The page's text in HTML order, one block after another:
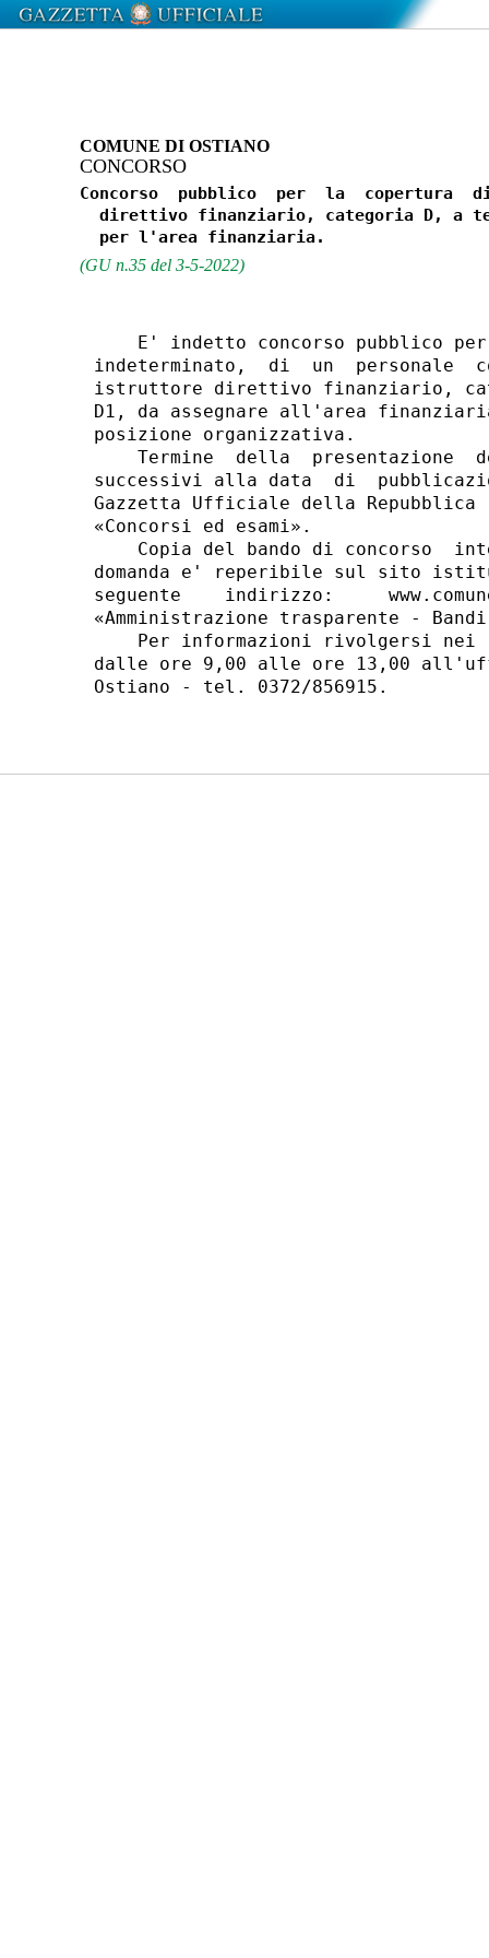
COMUNE DI OSTIANO
CONCORSO
Concorso  pubblico  per  la  copertura
direttivo finanziario, categoria D, a
(GU n.35 del 3-5-2022)
E' indetto concorso pubblico
indeterminato,  di  un  personale
istruttore direttivo finanziario,
D1, da assegnare all'area
posizione organizzativa.
Termine  della  presentazione
successivi alla data  di
Gazzetta Ufficiale della
«Concorsi ed esami».
Copia del bando di concorso
domanda e' reperibile sul sito
seguente    indirizzo:
«Amministrazione trasparente -
Per informazioni rivolgersi nei
dalle ore 9,00 alle ore 13,00
Ostiano - tel. 0372/856915.